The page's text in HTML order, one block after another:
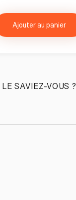
Ajouter au panier
LE SAVIEZ-VOUS ?